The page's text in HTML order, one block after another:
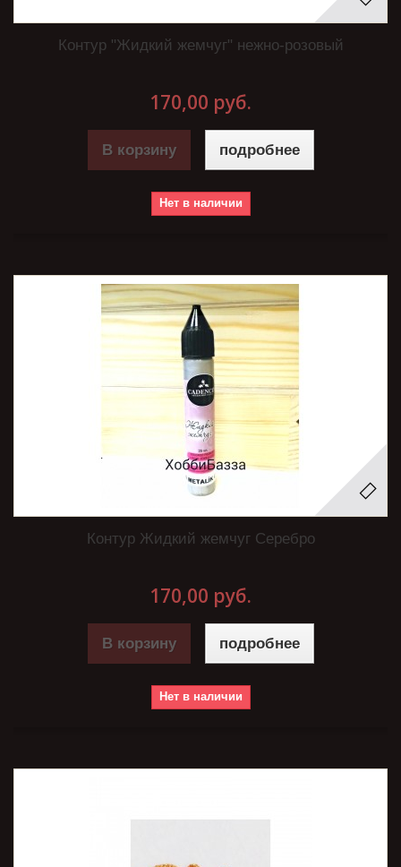
Контур "Жидкий жемчуг" нежно-розовый
170,00 руб.
В корзину подробнее
Нет в наличии
Контур Жидкий жемчуг Серебро
170,00 руб.
В корзину подробнее
Нет в наличии